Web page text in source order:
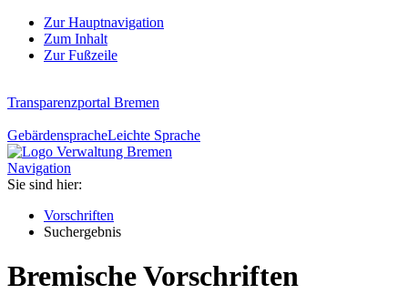
Zur Hauptnavigation
Zum Inhalt
Zur Fußzeile
Transparenzportal Bremen
GebärdenspracheLeichte Sprache
Navigation
Sie sind hier:
Vorschriften
Suchergebnis
Bremische Vorschriften